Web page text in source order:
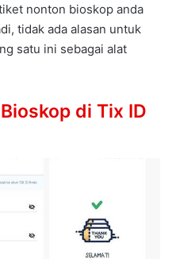
nonton bioskop anda
tidak ada alasan untuk
satu ini sebagai alat
di Tix ID